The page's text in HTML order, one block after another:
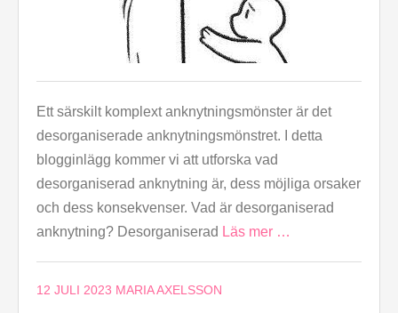
Ett särskilt komplext anknytningsmönster är det
desorganiserade anknytningsmönstret. I detta
blogginlägg kommer vi att utforska vad
desorganiserad anknytning är, dess möjliga orsaker
och dess konsekvenser. Vad är desorganiserad
anknytning? Desorganiserad Läs mer …
12 JULI 2023 MARIA AXELSSON